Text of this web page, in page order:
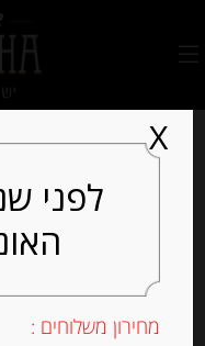
Out of
לפני
מחירון משלוחים :
X